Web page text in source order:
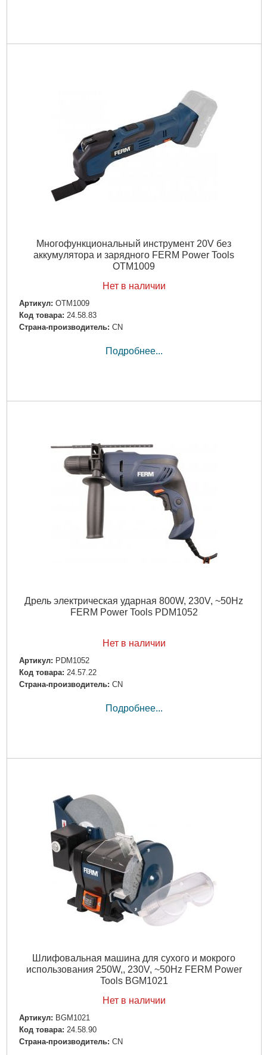
Многофункциональный инструмент 20V без
аккумулятора и зарядного FERM Power Tools
OTM1009
Нет в наличии
Артикул: OTM1009
Код товара: 24.58.83
Страна-производитель: CN
Подробнее...
Дрель электрическая ударная 800W, 230V, ~50Hz
FERM Power Tools PDM1052
Нет в наличии
Артикул: PDM1052
Код товара: 24.57.22
Страна-производитель: CN
Подробнее...
Шлифовальная машина для сухого и мокрого
использования 250W,, 230V, ~50Hz FERM Power
Tools BGM1021
Нет в наличии
Артикул: BGM1021
Код товара: 24.58.90
Страна-производитель: CN